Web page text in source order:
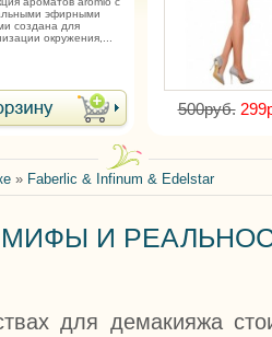
эфирными
создана для
окружения,...
500руб.
» Faberlic & Infinum & Edelstar
И
для демакияжа